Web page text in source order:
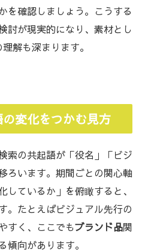
を確認しましょう。こうする
討が現実的になり、素材とし
解も深まります。
変化をつかむ見方
索の共起語が「役名」「ビジ
ろいます。期間ごとの関心軸
しているか」を俯瞰すると、
。たとえばビジュアル先行の
すく、ここでもブランド品関
傾向があります。